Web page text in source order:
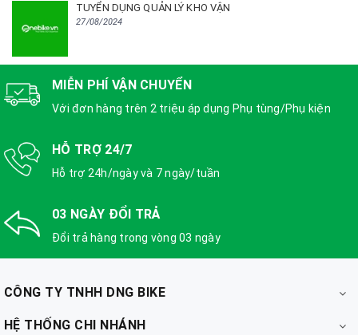
TUYỂN DỤNG QUẢN LÝ KHO VẬN
27/08/2024
MIỄN PHÍ VẬN CHUYỂN
Với đơn hàng trên 2 triệu áp dụng Phụ tùng/Phụ kiện
HỖ TRỢ 24/7
Hỗ trợ 24h/ngày và 7 ngày/tuần
03 NGÀY ĐỔI TRẢ
Đổi trả hàng trong vòng 03 ngày
CÔNG TY TNHH DNG BIKE
HỆ THỐNG CHI NHÁNH